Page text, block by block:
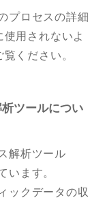
プロセスの詳細
用されないよ
覧ください。
ツールについ
解析ツール
います。
ックデータの収